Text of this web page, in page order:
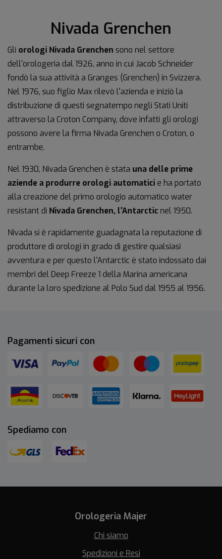
Nivada Grenchen
Gli orologi Nivada Grenchen sono nel settore
dell'orologeria dal 1926, anno in cui Jacob Schneider
fondò la sua attività a Granges (Grenchen) in Svizzera.
Nel 1976, suo figlio Max rilevò l'azienda e iniziò la
distribuzione di questi segnatempo negli Stati Uniti
attraverso la Croton Company, dove infatti gli orologi
possono avere la firma Nivada Grenchen o Croton, o
entrambe.
Nel 1930, Nivada Grenchen è stata una delle prime
aziende a produrre orologi automaticie ha portato
alla creazione del primo orologio automatico water
resistant di Nivada Grenchen, l'Antarcticnel 1950.
Nivada si è rapidamente guadagnata la reputazione di
produttore di orologi in grado di gestire qualsiasi
avventura e per questo l'Antarctic è stato indossato dai
membri del Deep Freeze 1 della Marina americana
durante la loro spedizione al Polo Sud dal 1955 al 1956.
Pagamenti sicuri con
Spediamo con
Orologeria Majer
Chi siamo
Spedizioni e Resi